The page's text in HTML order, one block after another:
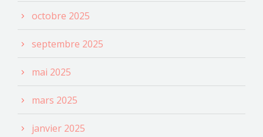
octobre 2025
septembre 2025
mai 2025
mars 2025
janvier 2025